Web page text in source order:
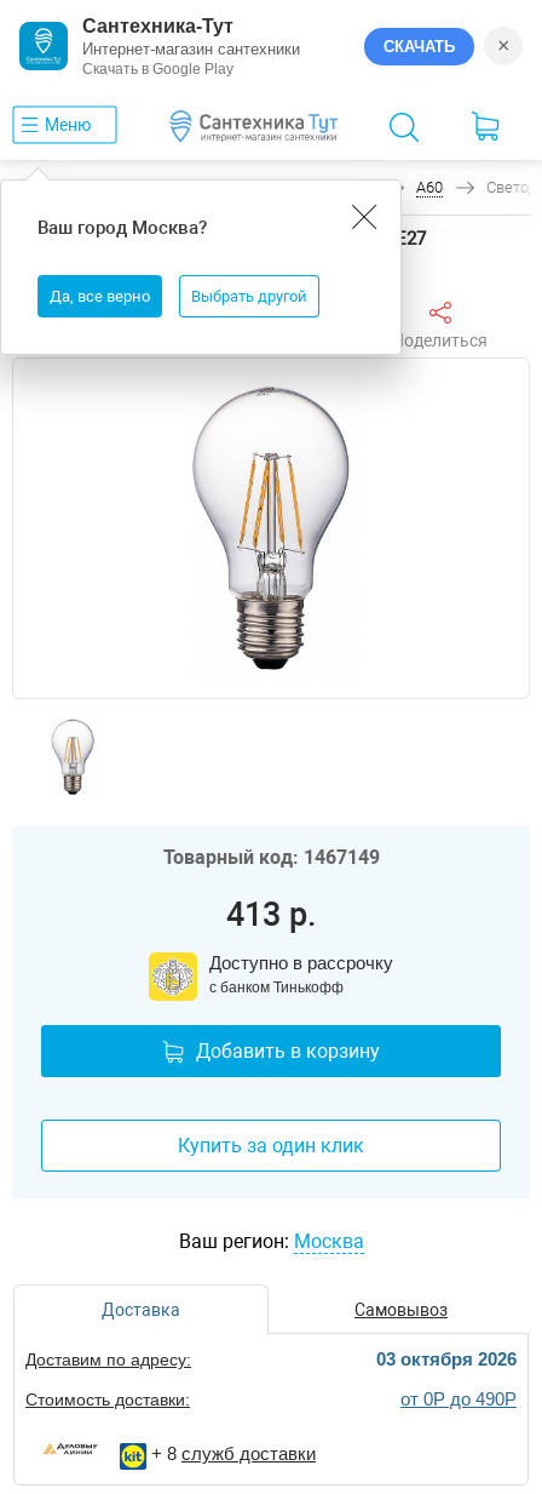
Сантехника-Тут
Интернет-магазин сантехники
Скачать в Google Play
СКАЧАТЬ ×
Меню
Ваш город Москва?
Да, все верно Выбрать другой
A60
Светодиодная лампа Farlight A60 FAR000089 E27
Поделиться
Товарный код: 1467149
413 р.
Доступно в рассрочку
с банком Тинькофф
Добавить в корзину
Купить за один клик
Ваш регион: Москва
Доставка Самовывоз
Доставим по адресу: 03 октября 2026
Стоимость доставки: от 0Р до 490Р
+ 8 служб доставки